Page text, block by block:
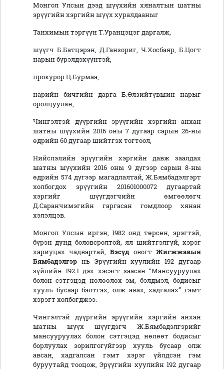
Монгол Улсын дээд шүүхийн хяналтын шатны
эрүүгийн хэргийн шүүх хуралдааныг
Танхимын тэргүүн Т.Уранцэцэг даргалж,
шүүгч Б.Батцэрэн, Д.Ганзориг, Ч.Хосбаяр, Б.Цогт
нарын бүрэлдэхүүнтэй,
прокурор Ц.Бурмаа,
нарийн бичгийн дарга Б.Өлзийтүвшин нарыг
оролцуулан,
Чингэлтэй дүүргийн эрүүгийн хэргийн анхан
шатны шүүхийн 2016 оны 7 дугаар сарын 26-ны
өдрийн 60 дугаар шийтгэх тогтоол,
Нийслэлийн эрүүгийн хэргийн давж заалдах
шатны шүүхийн 2016 оны 9 дүгээр сарын 8-ны
өдрийн 574 дүгээр магадлалтай, Ж.Бямбадэлгэрт
холбогдох эрүүгийн 201601000072 дугаартай
хэргийг шүүгдэгчийн өмгөөлөгч
Д.Саранчимэгийн гаргасан гомдлоор хянан
хэлэлцэв.
Монгол Улсын иргэн, 1982 онд төрсөн, эрэгтэй,
бүрэн дунд боловсролтой, ял шийтгэлгүй, хэрэг
хариуцах чадвартай, Бэсүд овогт Жигжжавын
Бямбадэлгэр нь Эрүүгийн хуулийн 192 дугаар
зүйлийн 192.1 дэх хэсэгт заасан “Мансууруулах
болон сэтгэцэд нөлөөлөх эм, бэлдмэл, бодисыг
хууль бусаар бэлтгэх, олж авах, хадгалах” гэмт
хэрэгт холбогджээ.
Чингэлтэй дүүргийн эрүүгийн хэргийн анхан
шатны шүүх шүүгдэгч Ж.Бямбадэлгэрийг
мансууруулах болон сэтгэцэд нөлөөт бодисыг
борлуулах зорилгогүйгээр хууль бусаар олж
авсан, хадгалсан гэмт хэрэг үйлдсэн гэм
буруутайд тооцож, Эрүүгийн хуулийн 192 дугаар